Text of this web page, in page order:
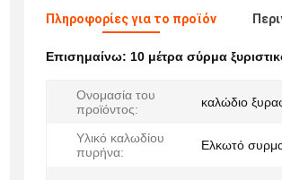
Πληροφορίες για το προϊόν
Επισημαίνω: 10 μέτρα σύρμα
Ονομασία του
προϊόντος:
καλώδιο
Υλικό καλωδίου
πυρήνα:
Ελκωτό